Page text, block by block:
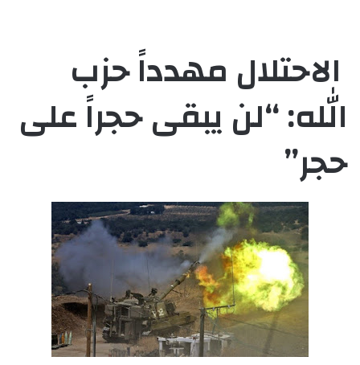
الاحتلال مهدداً حزب
الله: “لن يبقى حجراً على
حجر”